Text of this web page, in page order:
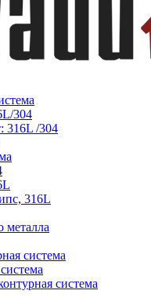
304
316L /304
316L
металла
система
система